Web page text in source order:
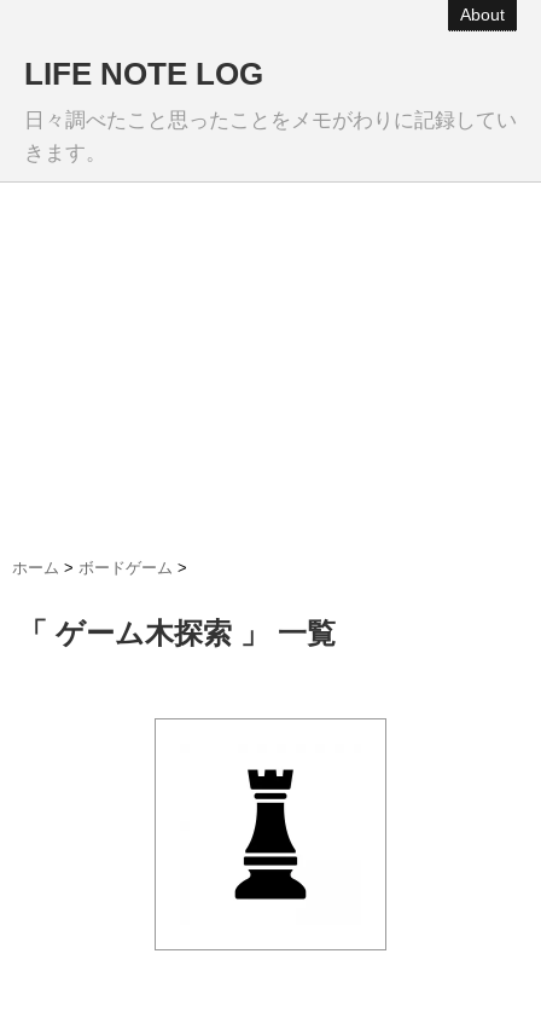
About
LIFE NOTE LOG
日々調べたこと思ったことをメモがわりに記録してい
きます。
ホーム > ボードゲーム >
「 ゲーム木探索 」 一覧